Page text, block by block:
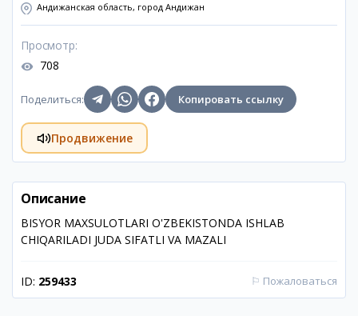
Андижанская область, город Андижан
Просмотр:
708
Поделиться: Копировать ссылку
Продвижение
Описание
BISYOR MAXSULOTLARI O'ZBEKISTONDA ISHLAB
CHIQARILADI JUDA SIFATLI VA MAZALI
ID: 259433 ⚐ Пожаловаться